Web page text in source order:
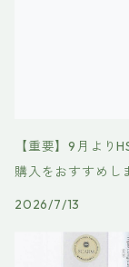
【重要】9月より
購入をおすすめし
2026/7/13